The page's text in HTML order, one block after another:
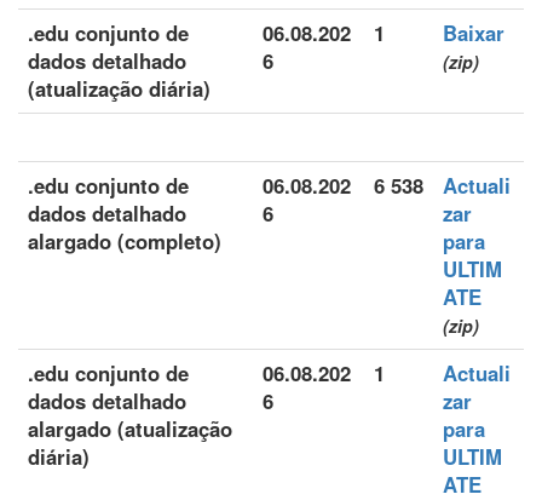
.edu conjunto de
dados detalhado
(atualização diária)
06.08.202
6
1 Baixar
(zip)
.edu conjunto de
dados detalhado
alargado (completo)
06.08.202
6
6 538
Actuali
zar
para
ULTIM
ATE
(zip)
.edu conjunto de
dados detalhado
alargado (atualização
diária)
06.08.202
6
1
Actuali
zar
para
ULTIM
ATE